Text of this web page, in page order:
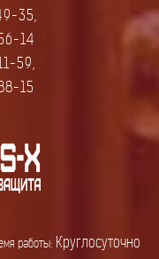
работы: Круглосуточно
35,
14
59,
15